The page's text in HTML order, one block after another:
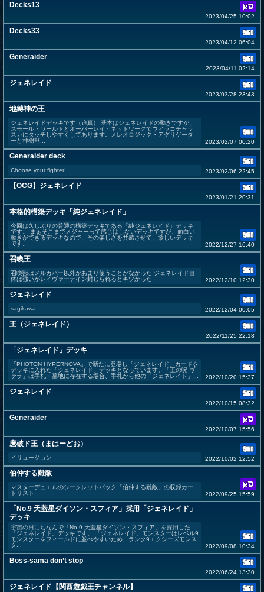
Decks13
2023/04/25 10:02
Decks33
2023/04/12 06:04
Generaider
2023/04/11 02:14
ジェネレイド
2023/03/28 23:43
地縛神の王
ジェネレイドデッキです（迫真） 基本はジェネレイドの動きですが、
スモール・ワールドとオーバーレイ・ネットワークでウィラコチャラ
スカにタッチしやすくしてあります。メレオロジック・アグリゲータ
ーと神樹獣...
2023/02/07 00:20
Generaider deck
Choose your fighter! 2023/02/06 22:45
【OCG】ジェネレイド
2023/01/21 20:31
本格的構築デッキ「純ジェネレイド」
今回は久しぶりの普通の構築デッキである「純ジェネレイド」デッキ
です。 まぁそこまでメジャーって感じはしないデッキですが、面白い
動きができるデッキなので、その楽しさを共感させて、欲しいデッキ
です。
2022/12/27 16:40
召喚王
召喚獣はメルカバー以外があまり使うことがなかった ジェネレイド自
体は強いがレイヴァーテイン封じられるとキツかった
2022/12/10 12:30
ジェネレイド
sagikawa 2022/12/04 00:05
王（ジェネレイド）
2022/11/25 22:18
「ジェネレイド」デッキ
『PHOTON HYPERNOVA』で新たに登場し「ジェネレイド」カードを
デッキに入れた「ジェネレイド」デッキとなっています。「王の呪 ヴ
ァラ」は手札・墓地に存在する場合、手札から他の「ジェネレイド」...
2022/10/20 15:37
ジェネレイド
2022/10/15 08:32
Generaider
2022/10/07 15:56
麿破ド王（まはーどお）
イリュージョン 2022/10/02 12:52
伯仲する難敵
マスターデュエルのシークレットパック「伯仲する難敵」の収録カー
ドリスト
2022/09/25 15:59
「No.9 天蓋星ダイソン・スフィア」採用「ジェネレイド」
デッキ
宇宙の日にちなんで「No.9 天蓋星ダイソン・スフィア」を採用した
「ジェネレイド」デッキです。 「ジェネレイド」モンスターはレベル9
モンスターをフィールドに並べやすいため、ランク9エクシーズモンス
タ...
2022/09/08 10:34
Boss-sama don’t stop
2022/06/24 13:30
ジェネレイド【関西遊戯王チャンネル】